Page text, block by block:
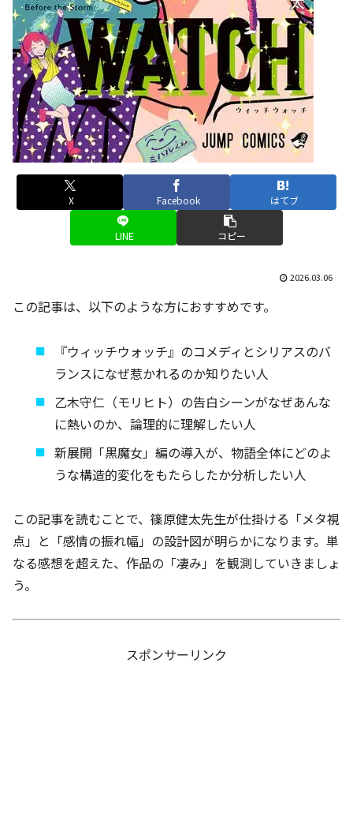
X Facebook はてブ
LINE コピー
2026.03.06
この記事は、以下のような方におすすめです。
『ウィッチウォッチ』のコメディとシリアスのバ
ランスになぜ惹かれるのか知りたい人
乙木守仁（モリヒト）の告白シーンがなぜあんな
に熱いのか、論理的に理解したい人
新展開「黒魔女」編の導入が、物語全体にどのよ
うな構造的変化をもたらしたか分析したい人
この記事を読むことで、篠原健太先生が仕掛ける「メタ視
点」と「感情の振れ幅」の設計図が明らかになります。単
なる感想を超えた、作品の「凄み」を観測していきましょ
う。
スポンサーリンク